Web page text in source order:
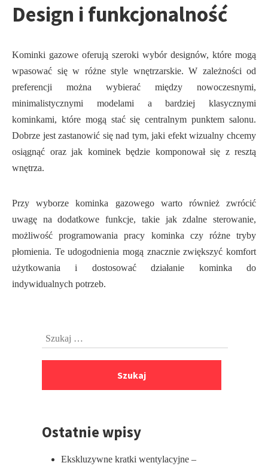
Design i funkcjonalność
Kominki gazowe oferują szeroki wybór designów, które mogą
wpasować się w różne style wnętrzarskie. W zależności od
preferencji można wybierać między nowoczesnymi,
minimalistycznymi modelami a bardziej klasycznymi
kominkami, które mogą stać się centralnym punktem salonu.
Dobrze jest zastanowić się nad tym, jaki efekt wizualny chcemy
osiągnąć oraz jak kominek będzie komponował się z resztą
wnętrza.
Przy wyborze kominka gazowego warto również zwrócić
uwagę na dodatkowe funkcje, takie jak zdalne sterowanie,
możliwość programowania pracy kominka czy różne tryby
płomienia. Te udogodnienia mogą znacznie zwiększyć komfort
użytkowania i dostosować działanie kominka do
indywidualnych potrzeb.
PrzejdźSzukaj:
Ostatnie wpisy
Ekskluzywne kratki wentylacyjne –